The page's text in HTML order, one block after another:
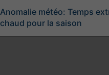
Anomalie météo: Temps
chaud pour la saison